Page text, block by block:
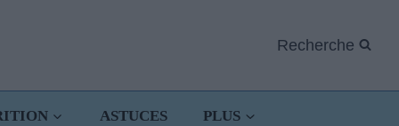
Recherche
ASTUCES PLUS